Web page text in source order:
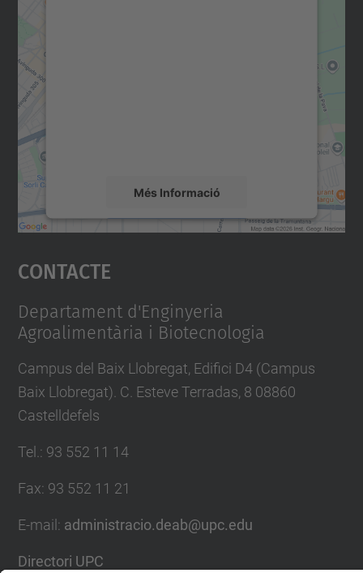
Més Informació
Accepta
powered by
Contacte
Departament d'Enginyeria
Agroalimentària i Biotecnologia
Campus del Baix Llobregat, Edifici D4 (Campus
Baix Llobregat). C. Esteve Terradas, 8 08860
Castelldefels
Tel. : 93 552 11 14
Fax: 93 552 11 21
E-mail : administracio.deab@upc.edu
Directori UPC